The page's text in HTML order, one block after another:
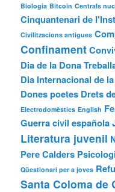
Biologia Bitcoin Centrals
Cinquantenari de
Civilitzacions antigues
Confinament
Dia de la Dona
Dia Internacional de
Dones poetes Drets
Electrodomèstics English
Guerra civil española
Literatura juvenil
Pere Calders
Qüestionari per a joves
Santa Coloma de